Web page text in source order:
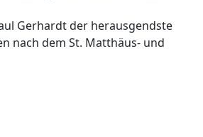
Gerhardt der herausgendste
nach dem St. Matthäus- und